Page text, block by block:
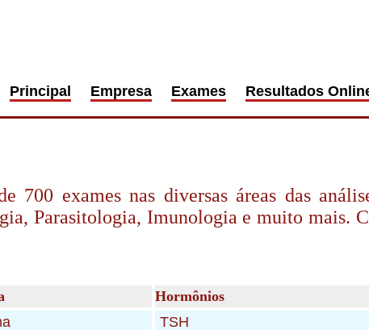
Principal Empresa Exames Resultados
700 exames nas diversas áreas das
Parasitologia, Imunologia e muito mais.
Hormônios